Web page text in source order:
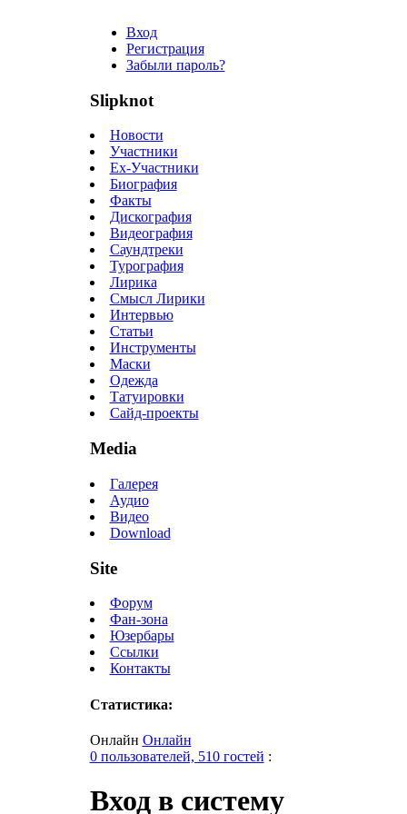
Вход
Регистрация
Забыли пароль?
Slipknot
Новости
Участники
Ex-Участники
Биография
Факты
Дискография
Видеография
Саундтреки
Турография
Лирика
Смысл Лирики
Интервью
Статьи
Инструменты
Маски
Одежда
Татуировки
Сайд-проекты
Media
Галерея
Аудио
Видео
Download
Site
Форум
Фан-зона
Юзербары
Ссылки
Контакты
Статистика:
Онлайн Онлайн
0 пользователей, 510 гостей :
Вход в систему